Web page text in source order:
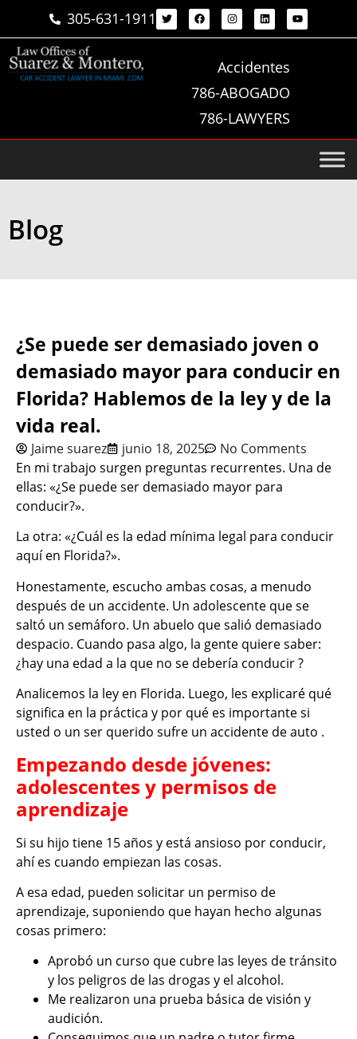
305-631-1911
Accidentes
786-ABOGADO
786-LAWYERS
Blog
¿Se puede ser demasiado joven o
demasiado mayor para conducir en
Florida? Hablemos de la ley y de la
vida real.
Jaime suarez junio 18, 2025
No Comments
En mi trabajo surgen preguntas recurrentes. Una de
ellas: «¿Se puede ser demasiado mayor para
conducir?».
La otra: «¿Cuál es la edad mínima legal para conducir
aquí en Florida?».
Honestamente, escucho ambas cosas, a menudo
después de un accidente. Un adolescente que se
saltó un semáforo. Un abuelo que salió demasiado
despacio. Cuando pasa algo, la gente quiere saber:
¿hay una edad a la que no se debería conducir ?
Analicemos la ley en Florida. Luego, les explicaré qué
significa en la práctica y por qué es importante si
usted o un ser querido sufre un accidente de auto .
Empezando desde jóvenes:
adolescentes y permisos de
aprendizaje
Si su hijo tiene 15 años y está ansioso por conducir,
ahí es cuando empiezan las cosas.
A esa edad, pueden solicitar un permiso de
aprendizaje, suponiendo que hayan hecho algunas
cosas primero:
Aprobó un curso que cubre las leyes de tránsito
y los peligros de las drogas y el alcohol.
Me realizaron una prueba básica de visión y
audición.